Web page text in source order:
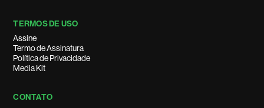
TERMOS DE USO
Assine
Termo de Assinatura
Política de Privacidade
Media Kit
CONTATO